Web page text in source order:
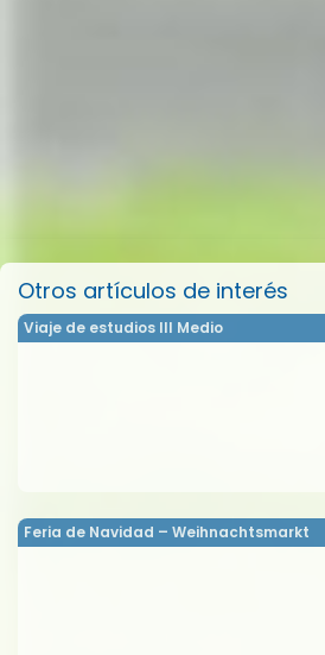
Otros artículos de interés
Viaje de estudios III Medio
Feria de Navidad – Weihnachtsmarkt